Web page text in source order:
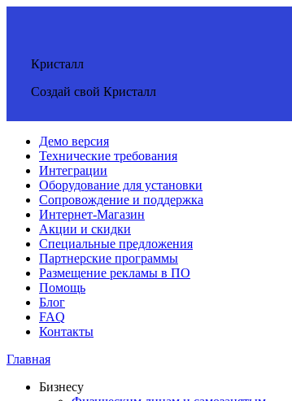
Кристалл
Создай свой Кристалл
Демо версия
Технические требования
Интеграции
Оборудование для установки
Сопровождение и поддержка
Интернет-Магазин
Акции и скидки
Специальные предложения
Партнерские программы
Размещение рекламы в ПО
Помощь
Блог
FAQ
Контакты
Главная
Бизнесу